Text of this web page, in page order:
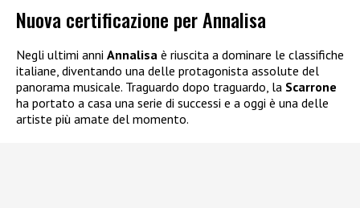
Nuova certificazione per Annalisa
Negli ultimi anni Annalisa è riuscita a dominare le classifiche
italiane, diventando una delle protagonista assolute del
panorama musicale. Traguardo dopo traguardo, la Scarrone
ha portato a casa una serie di successi e a oggi è una delle
artiste più amate del momento.